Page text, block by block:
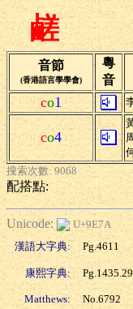
鹺
音節
(香港語言學學會)
粵
音
co1
co4
搜索次數: 9068
配搭點:
Unicode:
U+9E7A
漢語大字典:
Pg.4611
康熙字典:
Matthews: No.6792